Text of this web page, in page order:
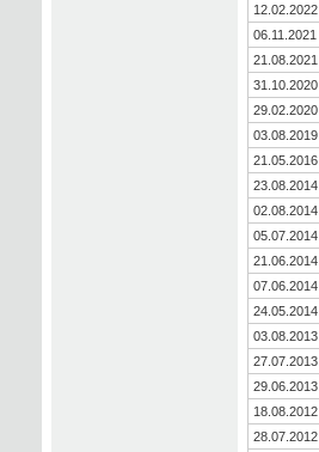
12.02.2022
06.11.2021
21.08.2021
31.10.2020
29.02.2020
03.08.2019
21.05.2016
23.08.2014
02.08.2014
05.07.2014
21.06.2014
07.06.2014
24.05.2014
03.08.2013
27.07.2013
29.06.2013
18.08.2012
28.07.2012